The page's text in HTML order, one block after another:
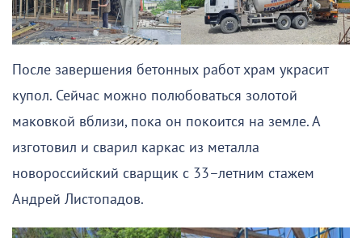
После завершения бетонных работ храм украсит
купол. Сейчас можно полюбоваться золотой
маковкой вблизи, пока он покоится на земле. А
изготовил и сварил каркас из металла
новороссийский сварщик с 33–летним стажем
Андрей Листопадов.